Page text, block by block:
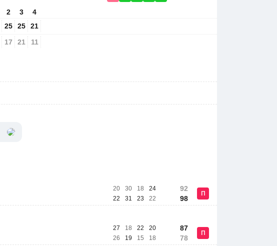
2
25
17
3
25
21
4
21
11
20
22
30
31
18
23
24
22
92
98
П
27
26
18
19
22
15
20
18
87
78
П